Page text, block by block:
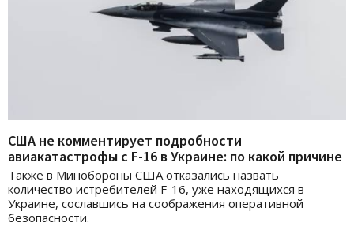
США не комментирует подробности
авиакатастрофы с F-16 в Украине: по какой причине
Также в Минобороны США отказались назвать
количество истребителей F-16, уже находящихся в
Украине, сославшись на соображения оперативной
безопасности.